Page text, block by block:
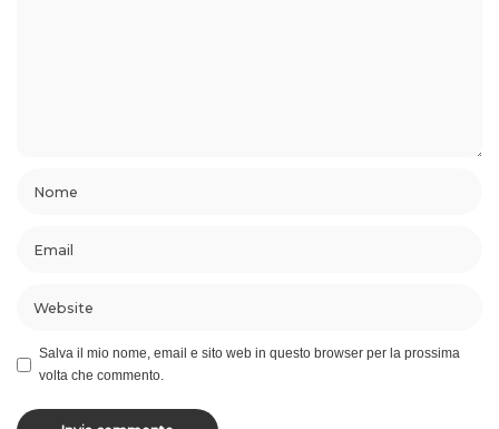
Salva il mio nome, email e sito web in questo browser per la prossima
volta che commento.